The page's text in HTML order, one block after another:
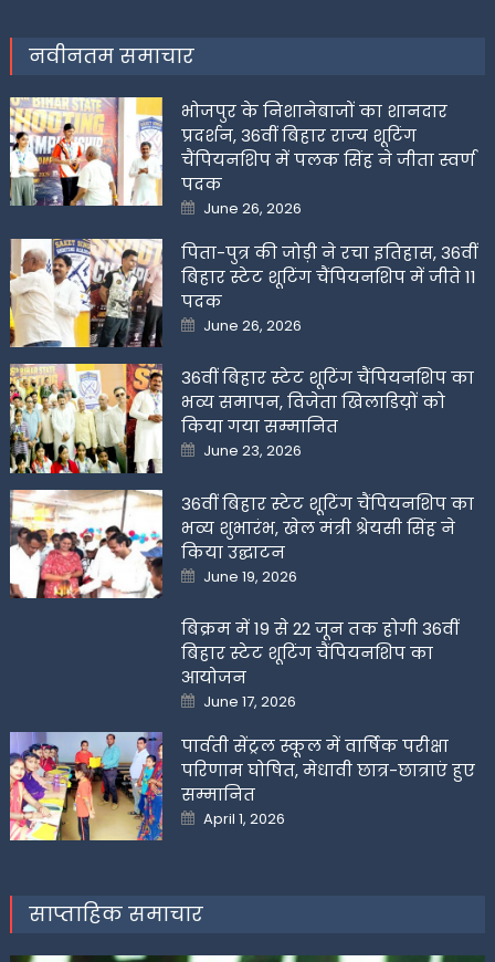
नवीनतम समाचार
भोजपुर के निशानेबाजों का शानदार
प्रदर्शन, 36वीं बिहार राज्य शूटिंग
चैंपियनशिप में पलक सिंह ने जीता स्वर्ण
पदक
Posted
on
June 26, 2026
पिता-पुत्र की जोड़ी ने रचा इतिहास, 36वीं
बिहार स्टेट शूटिंग चैंपियनशिप में जीते 11
पदक
Posted
on
June 26, 2026
36वीं बिहार स्टेट शूटिंग चैंपियनशिप का
भव्य समापन, विजेता खिलाडिय़ों को
किया गया सम्मानित
Posted
on
June 23, 2026
36वीं बिहार स्टेट शूटिंग चैंपियनशिप का
भव्य शुभारंभ, खेल मंत्री श्रेयसी सिंह ने
किया उद्घाटन
Posted
on
June 19, 2026
बिक्रम में 19 से 22 जून तक होगी 36वीं
बिहार स्टेट शूटिंग चैंपियनशिप का
आयोजन
Posted
on
June 17, 2026
पार्वती सेंट्रल स्कूल में वार्षिक परीक्षा
परिणाम घोषित, मेधावी छात्र-छात्राएं हुए
सम्मानित
Posted
on
April 1, 2026
साप्ताहिक समाचार